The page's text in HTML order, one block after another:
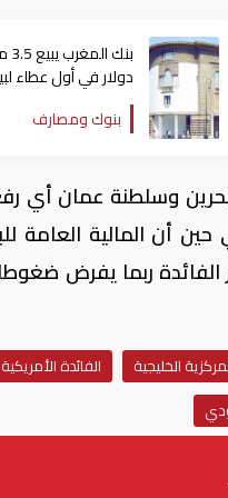
دولار في أول عطاء
العملة الأمريكية
بنوك ومصارف
وسلطنة عمان أي
أن المالية العامة
ربما يفرض
الخليجية
الفائدة الأمريكية